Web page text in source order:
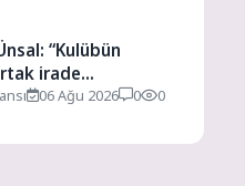
“Kulübün
irade
06 Ağu 2026 0 0